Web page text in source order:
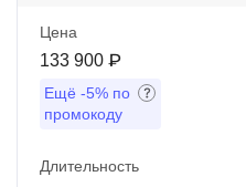
Цена
133 900 ₽
Ещё -5% по
промокоду
Длительность